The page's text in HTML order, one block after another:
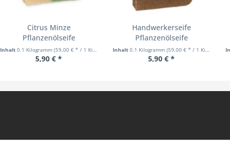
Citrus Minze
Pflanzenölseife
Inhalt 0.1 Kilogramm (59,00 € * / 1 Kilogramm)
5,90 € *
Handwerkerseife
Pflanzenölseife
Inhalt 0.1 Kilogramm (59,00 € * / 1 Kilogramm)
5,90 € *